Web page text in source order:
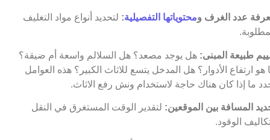
عدد الغرف ومحتوياتها التفصيلية: لتحديد أنواع مواد التغليف
طبيعة المبنى: هل يوجد مصعد؟ هل السلالم واسعة أم ضيقة؟
هو ارتفاع الأدوار؟ هل المدخل يتسع للاثاث الكبير؟ هذه العوامل
ما إذا كان هناك حاجة لاستخدام ونش رفع الاثاث.
المسافة بين الموقعين: لتقدير الوقت المستغرق في النقل
الوقود.